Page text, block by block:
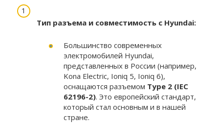
Тип разъема и совместимость с Hyundai:
Большинство современных
электромобилей Hyundai,
представленных в России (например,
Kona Electric, Ioniq 5, Ioniq 6),
оснащаются разъемом Type 2 (IEC
62196-2). Это европейский стандарт,
который стал основным и в нашей
стране.